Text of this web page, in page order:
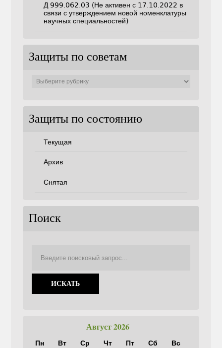
Д 999.062.03 (Не активен с 17.10.2022 в
связи с утверждением новой номенклатуры
научных специальностей)
Защиты по советам
Защиты по состоянию
Текущая
Архив
Снятая
Поиск
Август 2026
Пн Вт Ср Чт Пт Сб
Вс